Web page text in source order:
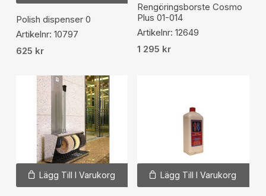
Polish dispenser 0
Artikelnr: 10797
625 kr
Rengöringsborste Cosmo
Plus 01-014
Artikelnr: 12649
1 295 kr
Lägg Till I Varukorg Lägg Till I Varukorg